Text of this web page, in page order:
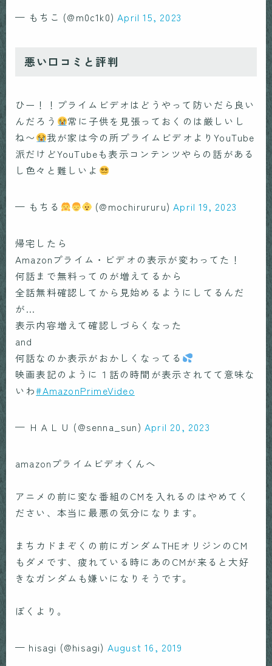
— もちこ (@m0c1k0)April 15, 2023
悪い口コミと評判
ひー！！プライムビデオはどうやって防いだら良い
んだろう
常に子供を見張っておくのは厳しいし
ね〜
我が家は今の所プライムビデオよりYouTube
派だけどYouTubeも表示コンテンツやらの話がある
し色々と難しいよ
— もちる (@mochirururu)April 19, 2023
帰宅したら
Amazonプライム・ビデオの表示が変わってた！
何話まで無料ってのが増えてるから
全話無料確認してから見始めるようにしてるんだ
が…
表示内容増えて確認しづらくなった
and
何話なのか表示がおかしくなってる
映画表記のように１話の時間が表示されてて意味な
いわ#AmazonPrimeVideo
— ＨＡＬＵ (@senna_sun) April 20, 2023
amazonプライムビデオくんへ
アニメの前に変な番組のCMを入れるのはやめてく
ださい、本当に最悪の気分になります。
まちカドまぞくの前にガンダムTHEオリジンのCM
もダメです、疲れている時にあのCMが来ると大好
きなガンダムも嫌いになりそうです。
ぼくより。
— hisagi (@hisagi) August 16, 2019